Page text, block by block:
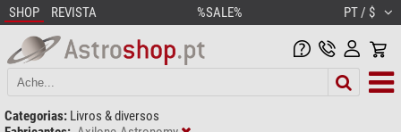
SHOP REVISTA %SALE% PT / $
Categorias: Livros & diversos